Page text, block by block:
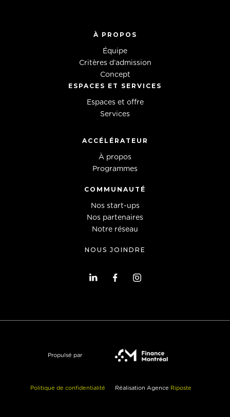
À PROPOS
Équipe
Critères d’admission
Concept
ESPACES ET SERVICES
Espaces et offre
Services
ACCÉLÉRATEUR
À propos
Programmes
COMMUNAUTÉ
Nos start-ups
Nos partenaires
Notre réseau
NOUS JOINDRE
Politique de confidentialité Réalisation Agence Riposte
Propulsé par